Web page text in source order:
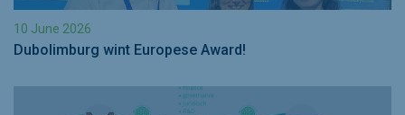
10 June 2026
Dubolimburg wint Europese Award!